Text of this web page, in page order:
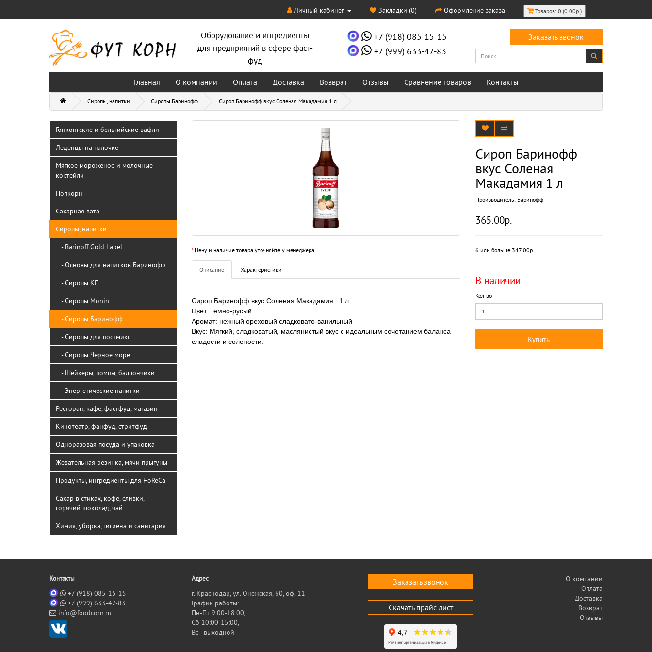
Личный кабинет Закладки (0) Оформление заказа Товаров: 0 (0.00р.)
Оборудование и ингредиенты
для предприятий в сфере фаст-
фуд
+7 (918) 085-15-15
+7 (999) 633-47-83
Заказать звонок
Главная О компании Оплата Доставка Возврат Отзывы Сравнение товаров Контакты
Сиропы, напитки Сиропы Баринофф Сироп Баринофф вкус Соленая Макадамия 1 л
Гонконгские и бельгийские вафли
Леденцы на палочке
Мягкое мороженое и молочные
коктейли
Попкорн
Сахарная вата
Сиропы, напитки
- Barinoff Gold Label
- Основы для напитков Баринофф
- Сиропы KF
- Сиропы Monin
- Сиропы Баринофф
- Сиропы для постмикс
- Сиропы Черное море
- Шейкеры, помпы, баллончики
- Энергетические напитки
Ресторан, кафе, фастфуд, магазин
Кинотеатр, фанфуд, стритфуд
Одноразовая посуда и упаковка
Жевательная резинка, мячи прыгуны
Продукты, ингредиенты для HoReCa
Сахар в стиках, кофе, сливки,
горячий шоколад, чай
Химия, уборка, гигиена и санитария
*Цену и наличие товара уточняйте у менеджера
Сироп Баринофф
вкус Соленая
Макадамия 1 л
Производитель: Баринофф
365.00р.
6 или больше 347.00р.
В наличии
Кол-во
Купить
Описание Характеристики
Сироп Баринофф вкус Соленая Макадамия 1 л
Цвет: темно-русый
Аромат: нежный ореховый сладковато-ванильный
Вкус: Мягкий, сладковатый, маслянистый вкус с идеальным сочетанием баланса
сладости и солености.
Контакты
+7 (918) 085-15-15
+7 (999) 633-47-83
info@foodcorn.ru
Адрес
г. Краснодар, ул. Онежская, 60, оф. 11
График работы:
Пн-Пт 9:00-18:00,
Сб 10:00-15:00,
Вс - выходной
Заказать звонок
Скачать прайс-лист
О компании
Оплата
Доставка
Возврат
Отзывы